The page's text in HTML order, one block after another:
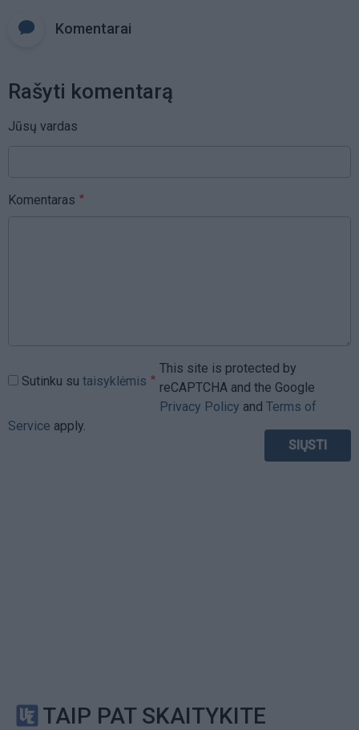
Komentarai
Rašyti komentarą
Jūsų vardas
Komentaras
Sutinku su taisyklėmis
This site is protected by
reCAPTCHA and the Google
Privacy Policy and Terms of
Service apply.
TAIP PAT SKAITYKITE